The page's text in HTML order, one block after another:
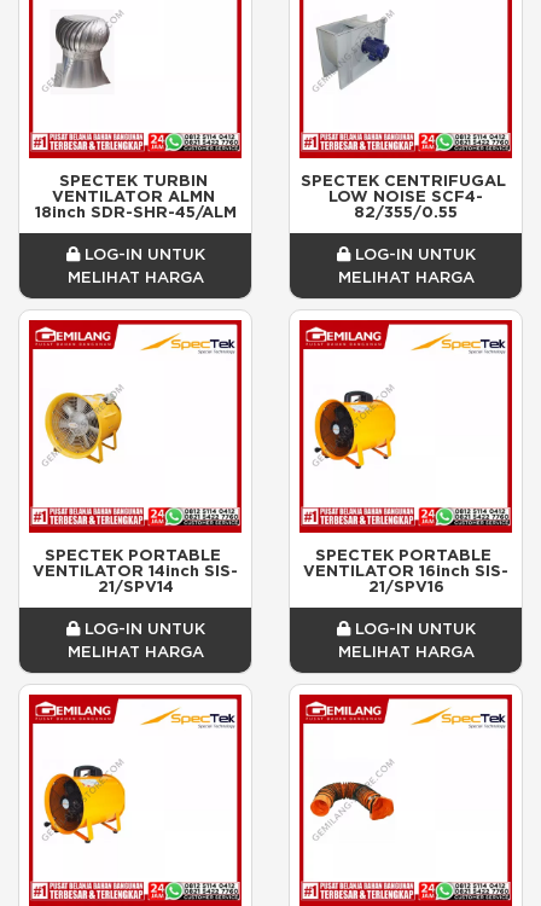
SPECTEK TURBIN
VENTILATOR ALMN
18inch SDR-SHR-45/ALM
LOG-IN UNTUK
MELIHAT HARGA
SPECTEK CENTRIFUGAL
LOW NOISE SCF4-
82/355/0.55
LOG-IN UNTUK
MELIHAT HARGA
SPECTEK PORTABLE
VENTILATOR 14inch SIS-
21/SPV14
LOG-IN UNTUK
MELIHAT HARGA
SPECTEK PORTABLE
VENTILATOR 16inch SIS-
21/SPV16
LOG-IN UNTUK
MELIHAT HARGA